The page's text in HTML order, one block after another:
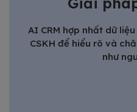
AI CRM hợp nhất dữ
CSKH để hiểu rõ và
như